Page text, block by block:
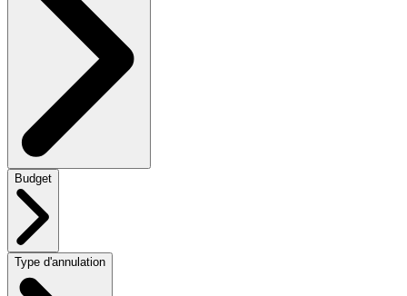
Budget
Type d'annulation